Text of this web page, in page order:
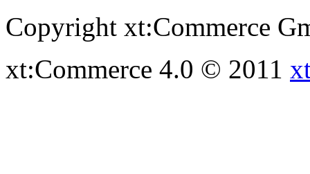
Copyright xt:Commerce
xt:Commerce 4.0 © 2011